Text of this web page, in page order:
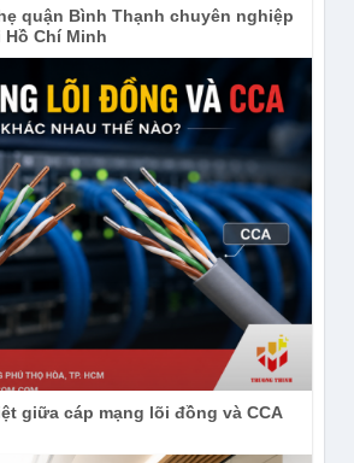
Với ống kính 2.8mm, góc ngang
103°, phù hợp giám sát không
quận Bình Thạnh chuyên nghiệp
Chí Minh
giữa cáp mạng lõi đồng và CCA